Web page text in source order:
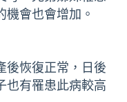
會也會增加。
後恢復正常，日後
也有罹患此病較高